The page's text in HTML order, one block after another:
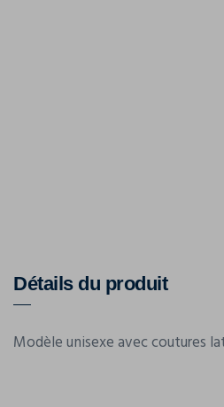
Détails du produit
Modèle unisexe avec coutures